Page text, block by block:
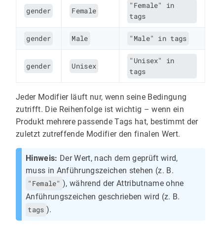
gender Female
"Female" in
tags
gender Male "Male" in tags
gender Unisex
"Unisex" in
tags
Jeder Modifier läuft nur, wenn seine Bedingung
zutrifft. Die Reihenfolge ist wichtig – wenn ein
Produkt mehrere passende Tags hat, bestimmt der
zuletzt zutreffende Modifier den finalen Wert.
Hinweis: Der Wert, nach dem geprüft wird,
muss in Anführungszeichen stehen (z. B.
"Female" ), während der Attributname ohne
Anführungszeichen geschrieben wird (z. B.
tags ).